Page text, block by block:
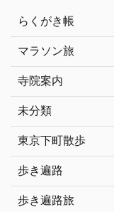
らくがき帳
マラソン旅
寺院案内
未分類
東京下町散歩
歩き遍路
歩き遍路旅